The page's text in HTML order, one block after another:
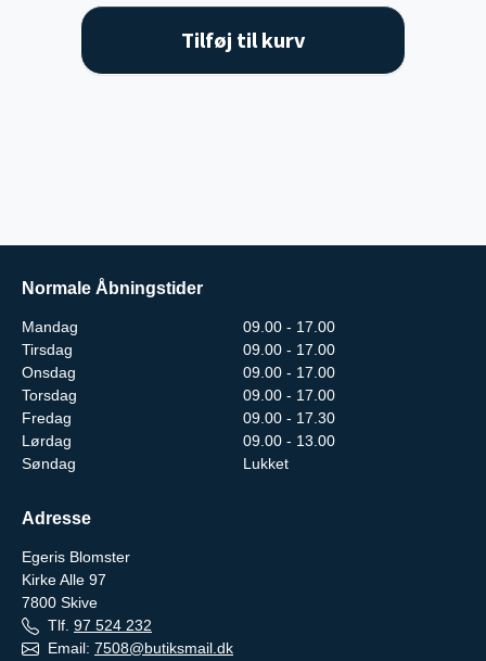
Tilføj til kurv
Normale Åbningstider
Mandag
09.00 - 17.00
Tirsdag
09.00 - 17.00
Onsdag
09.00 - 17.00
Torsdag
09.00 - 17.00
Fredag
09.00 - 17.30
Lørdag
09.00 - 13.00
Søndag
Lukket
Adresse
Egeris Blomster
Kirke Alle 97
7800 Skive
Tlf. 97 524 232
Email: 7508@butiksmail.dk